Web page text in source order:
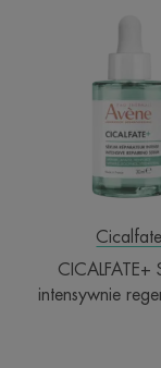
Cicalfate
CICALFATE+
intensywnie